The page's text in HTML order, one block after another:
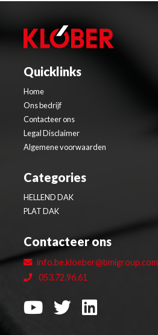
Quicklinks
Home
Ons bedrijf
Contacteer ons
Legal Disclaimer
Algemene voorwaarden
Categories
HELLEND DAK
PLAT DAK
Contacteer ons
info.be.kloeber@bmigroup.com
053.72.96.61